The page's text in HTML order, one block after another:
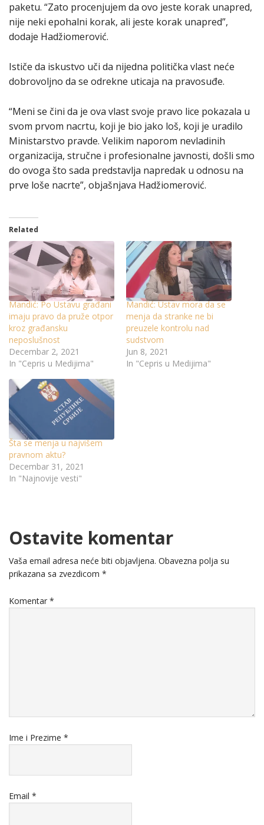
paketu. “Zato procenjujem da ovo jeste korak unapred,
nije neki epohalni korak, ali jeste korak unapred”,
dodaje Hadžiomerović.
Ističe da iskustvo uči da nijedna politička vlast neće
dobrovoljno da se odrekne uticaja na pravosuđe.
“Meni se čini da je ova vlast svoje pravo lice pokazala u
svom prvom nacrtu, koji je bio jako loš, koji je uradilo
Ministarstvo pravde. Velikim naporom nevladinih
organizacija, stručne i profesionalne javnosti, došli smo
do ovoga što sada predstavlja napredak u odnosu na
prve loše nacrte”, objašnjava Hadžiomerović.
Related
Mandić: Po Ustavu građani
imaju pravo da pruže otpor
kroz građansku
neposlušnost
Decembar 2, 2021
In "Cepris u Medijima"
Mandić: Ustav mora da se
menja da stranke ne bi
preuzele kontrolu nad
sudstvom
Jun 8, 2021
In "Cepris u Medijima"
Šta se menja u najvišem
pravnom aktu?
Decembar 31, 2021
In "Najnovije vesti"
Ostavite komentar
Vaša email adresa neće biti objavljena. Obavezna polja su
prikazana sa zvezdicom *
Komentar *
Ime i Prezime *
Email *